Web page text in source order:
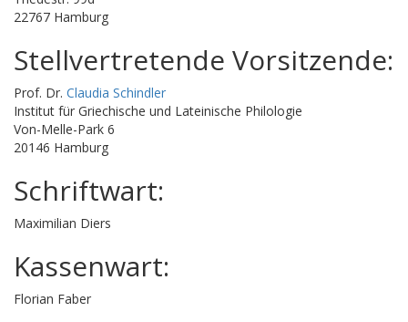
22767 Hamburg
Stellvertretende Vorsitzende:
Prof. Dr. Claudia Schindler
Institut für Griechische und Lateinische Philologie
Von-Melle-Park 6
20146 Hamburg
Schriftwart:
Maximilian Diers
Kassenwart:
Florian Faber